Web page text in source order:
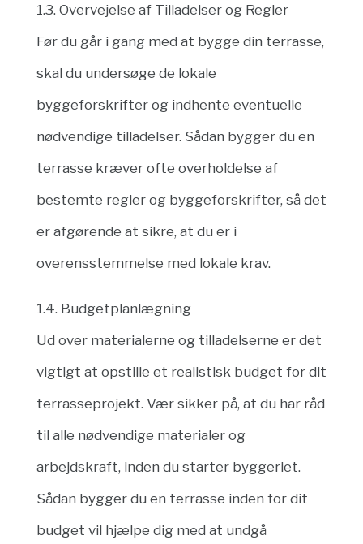
1.3. Overvejelse af Tilladelser og Regler
Før du går i gang med at bygge din terrasse,
skal du undersøge de lokale
byggeforskrifter og indhente eventuelle
nødvendige tilladelser. Sådan bygger du en
terrasse kræver ofte overholdelse af
bestemte regler og byggeforskrifter, så det
er afgørende at sikre, at du er i
overensstemmelse med lokale krav.
1.4. Budgetplanlægning
Ud over materialerne og tilladelserne er det
vigtigt at opstille et realistisk budget for dit
terrasseprojekt. Vær sikker på, at du har råd
til alle nødvendige materialer og
arbejdskraft, inden du starter byggeriet.
Sådan bygger du en terrasse inden for dit
budget vil hjælpe dig med at undgå